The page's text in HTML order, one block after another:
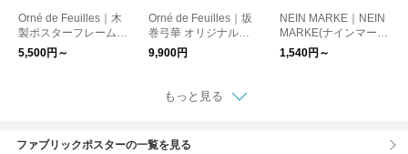
Orné de Feuilles｜木
製ポスターフレーム／
ナチュラル
5,500円～
Orné de Feuilles｜坂
巻弓華 オリジナルポ
スター／みんなねむる
じかん、おもちゃをし
すよ。（50cm×70c
m）
9,900円
NEIN MARKE｜NEIN
MARKE(ナインマー
ケ) スワーウッドフレ
ーム L判サイズ/ポスト
1,540円～
もっと見る
ファブリックポスターの一覧を見る